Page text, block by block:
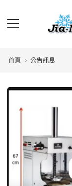
首頁 公告訊息